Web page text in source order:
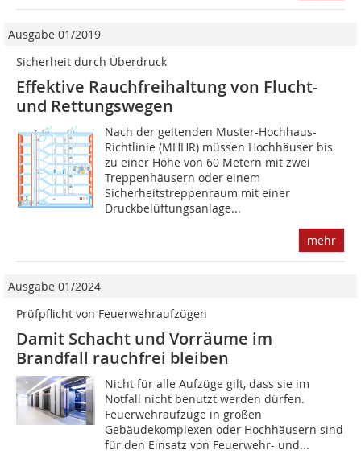
Ausgabe 01/2019
Sicherheit durch Überdruck
Effektive Rauchfreihaltung von Flucht-
und Rettungswegen
Nach der geltenden Muster-Hochhaus-
Richtlinie (MHHR) müssen Hochhäuser bis
zu einer Höhe von 60 Metern mit zwei
Treppenhäusern oder einem
Sicherheitstreppenraum mit einer
Druckbelüftungsanlage...
mehr
Ausgabe 01/2024
Prüfpflicht von Feuerwehraufzügen
Damit Schacht und Vorräume im
Brandfall rauchfrei bleiben
Nicht für alle Aufzüge gilt, dass sie im
Notfall nicht benutzt werden dürfen.
Feuerwehraufzüge in großen
Gebäudekomplexen oder Hochhäusern sind
für den Einsatz von Feuerwehr- und...